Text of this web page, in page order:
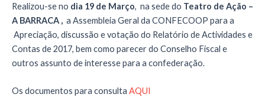
Realizou-se no dia 19 de Março, na sede do Teatro de Ação –
A BARRACA , a Assembleia Geral da CONFECOOP para a
Apreciação, discussão e votação do Relatório de Actividades e
Contas de 2017, bem como parecer do Conselho Fiscal e
outros assunto de interesse para a confederação.
Os documentos para consulta AQUI